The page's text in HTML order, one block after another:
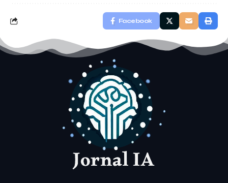
Facebook